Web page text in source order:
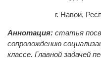
г. Навои,
Аннотация: статья
сопровождению
классе. Главной задачей